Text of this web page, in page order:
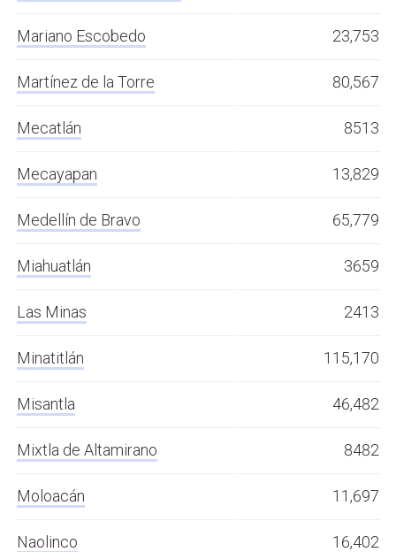
Mariano Escobedo 23,753
Martínez de la Torre 80,567
Mecatlán 8513
Mecayapan 13,829
Medellín de Bravo 65,779
Miahuatlán 3659
Las Minas 2413
Minatitlán 115,170
Misantla 46,482
Mixtla de Altamirano 8482
Moloacán 11,697
Naolinco 16,402